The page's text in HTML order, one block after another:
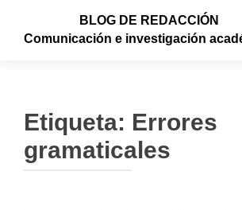
BLOG DE REDACCIÓN
Comunicación e investigación
Etiqueta: Errores
gramaticales